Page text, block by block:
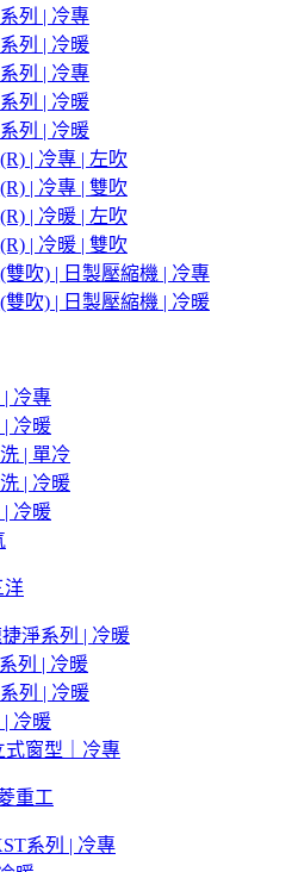
列 | 冷專
列 | 冷暖
列 | 冷專
列 | 冷暖
列 | 冷暖
| 冷專 | 左吹
| 冷專 | 雙吹
| 冷暖 | 左吹
| 冷暖 | 雙吹
雙吹) | 日製壓縮機 | 冷專
雙吹) | 日製壓縮機 | 冷暖
| 冷專
| 冷暖
| 單冷
| 冷暖
| 冷暖
洋
淨系列 | 冷暖
列 | 冷暖
列 | 冷暖
| 冷暖
式窗型｜冷專
重工
系列 | 冷專